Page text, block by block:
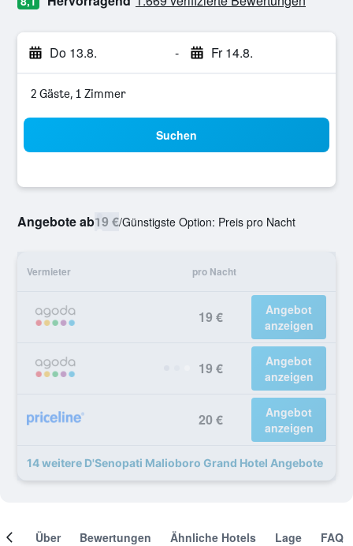
Do 13.8. - Fr 14.8.
2 Gäste, 1 Zimmer
Suchen
Angebote ab19 €/Günstigste Option: Preis pro Nacht
Vermieter pro Nacht
19 €
Angebot
anzeigen
19 €
Angebot
anzeigen
20 €
Angebot
anzeigen
14 weitere D'Senopati Malioboro Grand Hotel Angebote
Über Bewertungen Ähnliche Hotels Lage FAQ